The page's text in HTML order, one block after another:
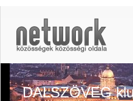
DALSZÖVEG